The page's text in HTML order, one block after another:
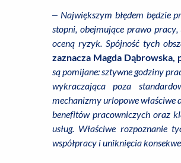
– Największym błędem będzie
stopni, obejmujące prawo
oceną ryzyk. Spójność tych
zaznacza Magda Dąbrowska,
są pomijane: sztywne godziny
wykraczająca poza
mechanizmy urlopowe
benefitów pracowniczych oraz
usług. Właściwe rozpoznanie
współpracy i uniknięcia